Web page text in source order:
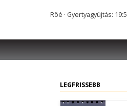
Röé · Gyertyagyújtás:
LEGFRISSEBB